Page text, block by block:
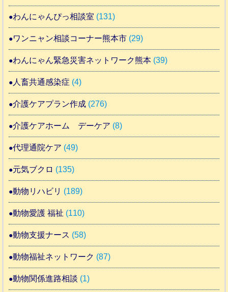
わんにゃんぴっ相談室 (131)
ワンニャン相談コーナー熊本市 (29)
わんにゃん緊急災害ネットワーク熊本 (39)
人畜共通感染症 (4)
介護ケアプラン作成 (276)
介護ケアホーム デーケア (8)
代理通院ケア (49)
元気ブクロ (135)
動物リハビリ (189)
動物愛護 福祉 (110)
動物支援ナース (58)
動物福祉ネットワーク (87)
動物関係進路相談 (1)